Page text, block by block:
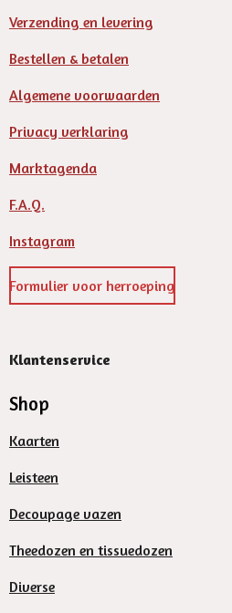
Verzending en levering
Bestellen & betalen
Algemene voorwaarden
Privacy verklaring
Marktagenda
F.A.Q.
Instagram
Formulier voor herroeping
Klantenservice
Shop
Kaarten
Leisteen
Decoupage vazen
Theedozen en tissuedozen
Diverse